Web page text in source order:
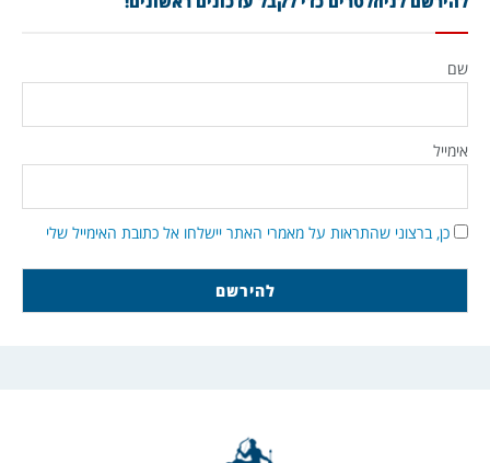
שם
אימייל
כן, ברצוני שהתראות על מאמרי האתר יישלחו אל כתובת האימייל שלי